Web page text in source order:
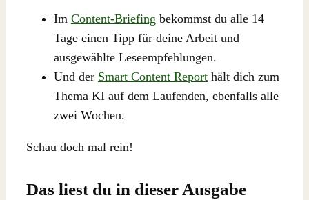
Im Content-Briefing bekommst du alle 14
Tage einen Tipp für deine Arbeit und
ausgewählte Leseempfehlungen.
Und der Smart Content Report hält dich zum
Thema KI auf dem Laufenden, ebenfalls alle
zwei Wochen.
Schau doch mal rein!
Das liest du in dieser Ausgabe